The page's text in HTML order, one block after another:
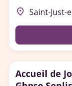
place Saint-Just-
Accueil de